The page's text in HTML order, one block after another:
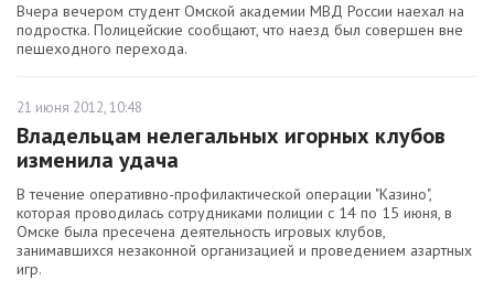
Вчера вечером студент Омской академии МВД России наехал на
подростка. Полицейские сообщают, что наезд был совершен вне
пешеходного перехода.
21 июня 2012, 10:48
Владельцам нелегальных игорных клубов
изменила удача
В течение оперативно-профилактической операции "Казино",
которая проводилась сотрудниками полиции с 14 по 15 июня, в
Омске была пресечена деятельность игровых клубов,
занимавшихся незаконной организацией и проведением азартных
игр.